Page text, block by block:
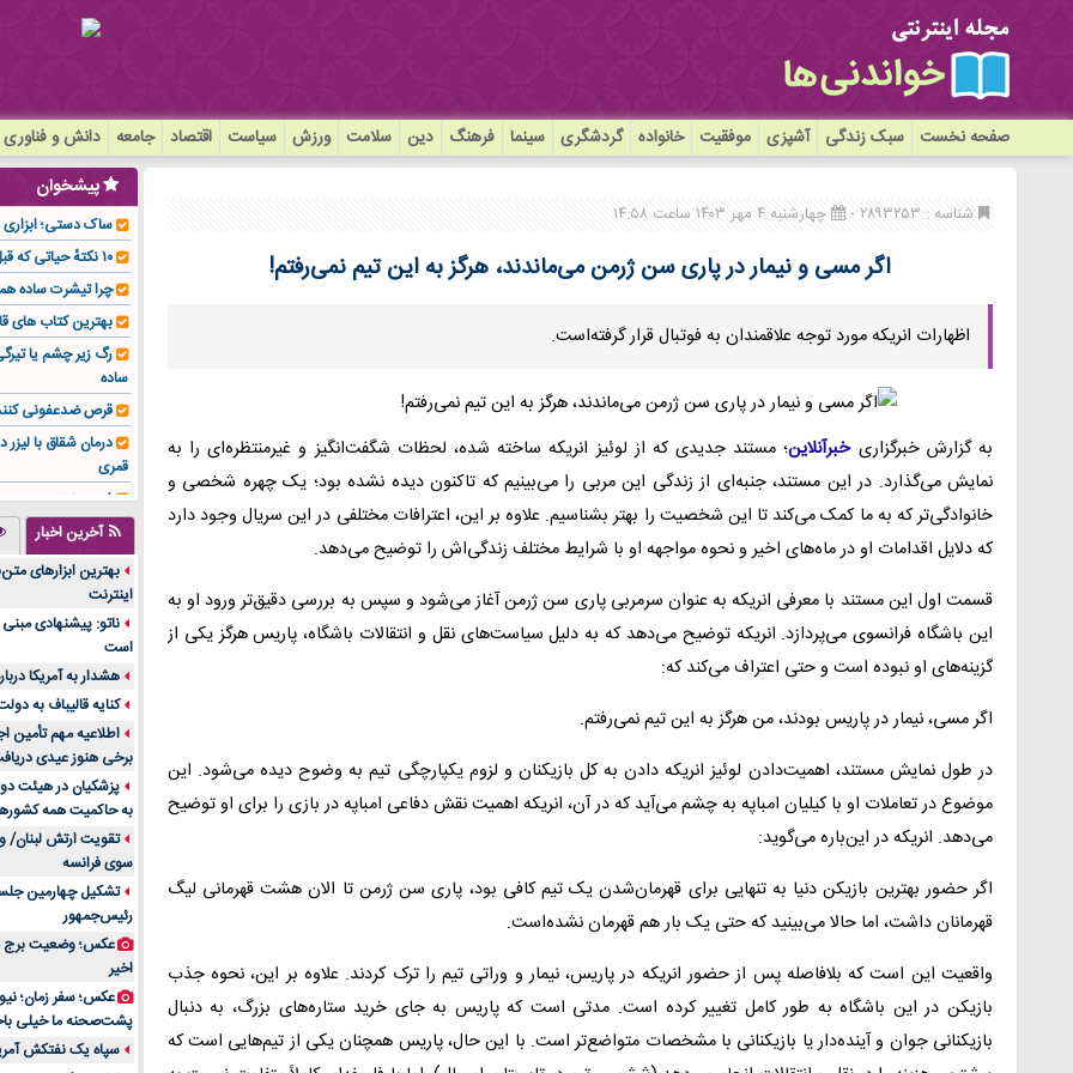
صفحه نخست سبک زندگی آشپزی موفقیت خانواده گردشگری سینما فرهنگ دین سلامت ورزش سیاست اقتصاد جامعه دانش و فناوری
شناسه : ۲۸۹۳۲۵۳ - چهارشنبه ۴ مهر ۱۴۰۳ ساعت ۱۴:۵۸
اگر مسی و نیمار در پاری سن ژرمن می‌ماندند، هرگز به این تیم نمی‌رفتم!
اظهارات انریکه مورد توجه علاقمندان به فوتبال قرار گرفته‌است.
به گزارش خبرگزاریخبرآنلاین؛ مستند جدیدی که از لوئیز انریکه ساخته شده، لحظات شگفت‌انگیز و غیرمنتظره‌ای را به
نمایش می‌گذارد. در این مستند، جنبه‌ای از زندگی این مربی را می‌بینیم که تاکنون دیده نشده بود؛ یک چهره شخصی و
خانوادگی‌تر که به ما کمک می‌کند تا این شخصیت را بهتر بشناسیم. علاوه بر این، اعترافات مختلفی در این سریال وجود دارد
که دلایل اقدامات او در ماه‌های اخیر و نحوه مواجهه او با شرایط مختلف زندگی‌اش را توضیح می‌دهد.
قسمت اول این مستند با معرفی انریکه به عنوان سرمربی پاری‌ سن‌ ژرمن آغاز می‌شود و سپس به بررسی دقیق‌تر ورود او به
این باشگاه فرانسوی می‌پردازد. انریکه توضیح می‌دهد که به دلیل سیاست‌های نقل و انتقالات باشگاه، پاریس هرگز یکی از
گزینه‌های او نبوده است و حتی اعتراف می‌کند که:
اگر مسی، نیمار در پاریس بودند، من هرگز به این تیم نمی‌رفتم.
در طول نمایش مستند، اهمیت‌دادن لوئیز انریکه دادن به کل بازیکنان و لزوم یکپارچگی تیم به وضوح دیده می‌شود. این
موضوع در تعاملات او با کیلیان امباپه به چشم می‌آید که در آن، انریکه اهمیت نقش دفاعی امباپه در بازی را برای او توضیح
می‌دهد. انریکه در این‌باره می‌گوید:
اگر حضور بهترین بازیکن دنیا به تنهایی برای قهرمان‌شدن یک تیم کافی بود، پاری سن ژرمن تا الان هشت قهرمانی لیگ
قهرمانان داشت، اما حالا می‌بینید که حتی یک بار هم قهرمان نشده‌است.
واقعیت این است که بلافاصله پس از حضور انریکه در پاریس، نیمار و وراتی تیم را ترک کردند. علاوه بر این، نحوه جذب
بازیکن در این باشگاه به طور کامل تغییر کرده است. مدتی است که پاریس به جای خرید ستاره‌های بزرگ، به دنبال
بازیکنانی جوان و آینده‌دار یا بازیکنانی با مشخصات متواضع‌تر است. با این حال، پاریس همچنان یکی از تیم‌هایی است که
پیشخوان
ساک دستی؛ ابزاری
۱۰ نکتهٔ حیاتی که قبل از کاشت ایمپلنت باید بدانید!
چرا تیشرت ساده
بهترین کتاب های
رگ زیر چشم یا
ساده
قرص ضدعفونی
درمان شقاق با لیزر
قمری
فوم صنعتی چیست و
تولیدکننده تهیه کرد؟
جنس هر کدام از
متریال برای شما
تولید لیوان
بازار ایران
درد زانو بعد از
انتخاب باشد
آینده موسیقی
بهترین راه
است؟
مقایسه قالب
خرید سمعک
تصمیم‌گیری
خرید و فروش
ایرانیان
اهمیت انتخاب
پرونده‌های حساس و
۷ تاثیرات کامپیوتر در حوزه علوم زندگی و کاربردی
لیفتراک صفر؛
آخرین اخبار
بهترین ابزارهای
اینترنت
ناتو: پیشنهادی
است
هشدار به آمریکا
کنایه قالیباف به
اطلاعیه مهم تأمین
برخی هنوز عیدی
پزشکیان در هیئت
به حاکمیت همه
تقویت ارتش لبنان/
سوی فرانسه
تشکیل چهارمین
رئیس‌جمهور
عکس؛ وضعیت برج
اخیر
پشت‌صحنه ما خیلی
سپاه یک نفتکش